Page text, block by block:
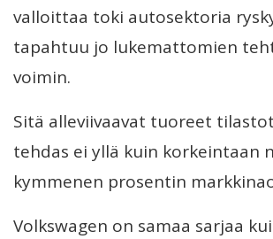
valloittaa toki autosektoria
tapahtuu jo lukemattomien
voimin.
Sitä alleviivaavat tuoreet
tehdas ei yllä kuin korkeintaan
kymmenen prosentin
Volkswagen on samaa sarjaa